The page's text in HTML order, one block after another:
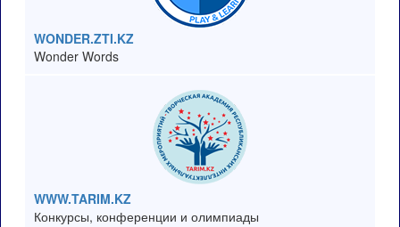
WONDER.ZTI.KZ
Wonder Words
WWW.TARIM.KZ
Конкурсы, конференции и олимпиады